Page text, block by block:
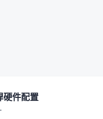
硬件配置